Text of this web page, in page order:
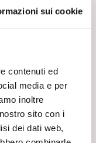
sui cookie
contenuti ed
media e per
inoltre
sito con i
dei dati web,
(86). Esso
il costituirsi di uno
solo un’ospitante
per il
di accoglimento, ma
la sfida
allucinatorio» (96)
e delle